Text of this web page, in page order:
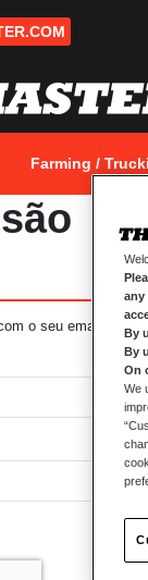
Farming /
o seu email.
any
By
By
On
We